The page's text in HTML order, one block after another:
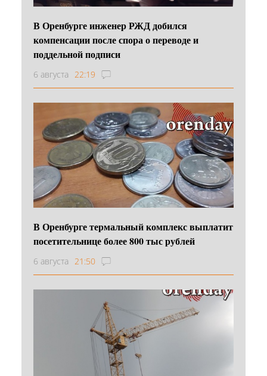
В Оренбурге инженер РЖД добился
компенсации после спора о переводе и
поддельной подписи
6 августа 22:19
В Оренбурге термальный комплекс выплатит
посетительнице более 800 тыс рублей
6 августа 21:50